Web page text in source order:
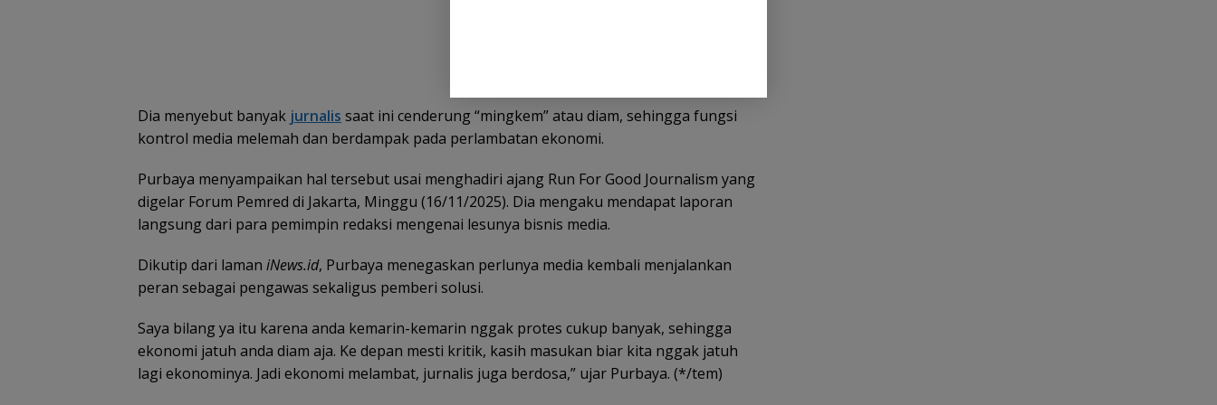
Dia menyebut banyak jurnalis saat ini cenderung “mingkem” atau diam, sehingga fungsi
kontrol media melemah dan berdampak pada perlambatan ekonomi.
Purbaya menyampaikan hal tersebut usai menghadiri ajang Run For Good Journalism yang
digelar Forum Pemred di Jakarta, Minggu (16/11/2025). Dia mengaku mendapat laporan
langsung dari para pemimpin redaksi mengenai lesunya bisnis media.
Dikutip dari laman iNews.id, Purbaya menegaskan perlunya media kembali menjalankan
peran sebagai pengawas sekaligus pemberi solusi.
Saya bilang ya itu karena anda kemarin-kemarin nggak protes cukup banyak, sehingga
ekonomi jatuh anda diam aja. Ke depan mesti kritik, kasih masukan biar kita nggak jatuh
lagi ekonominya. Jadi ekonomi melambat, jurnalis juga berdosa,” ujar Purbaya. (*/tem)